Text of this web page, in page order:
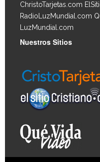
ChristoTarjetas.com
RadioLuzMundial.com
LuzMundial.com
Nuestros Sitios